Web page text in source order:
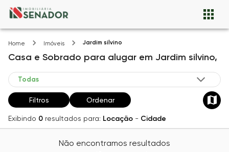
Home Imóveis Jardim silvino
Casa e Sobrado para alugar em Jardim silvino,
Filtros Ordenar
Exibindo 0 resultados para: Locação - Cidade
Não encontramos resultados